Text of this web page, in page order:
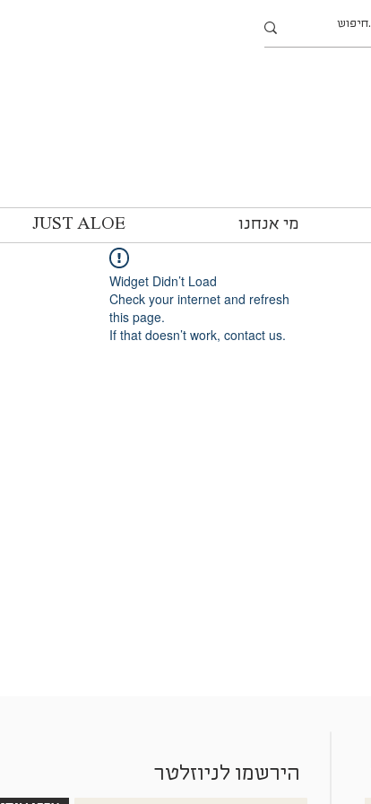
מי אנחנו JUST ALOE
Widget Didn’t Load
Check your internet and refresh
this page.
If that doesn’t work, contact us.
הירשמו לניוזלטר